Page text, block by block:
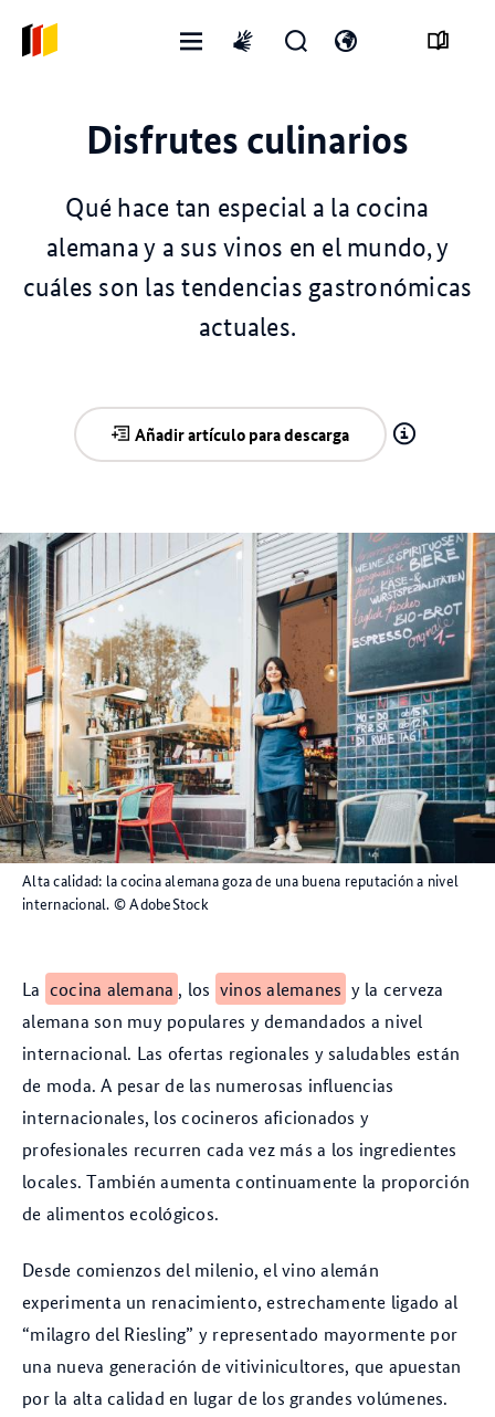
búsqueda
de
idioma
Disfrutes culinarios
Qué hace tan especial a la cocina
alemana y a sus vinos en el mundo, y
cuáles son las tendencias gastronómicas
actuales.
Añadir artículo para descarga
Alta calidad: la cocina alemana goza de una buena reputación a nivel
internacional. © AdobeStock
La cocina alemana , los vinos alemanes y la cerveza
alemana son muy populares y demandados a nivel
internacional. Las ofertas regionales y saludables están
de moda. A pesar de las numerosas influencias
internacionales, los cocineros aficionados y
profesionales recurren cada vez más a los ingredientes
locales. También aumenta continuamente la proporción
de alimentos ecológicos.
Desde comienzos del milenio, el vino alemán
experimenta un renacimiento, estrechamente ligado al
“milagro del Riesling” y representado mayormente por
una nueva generación de vitivinicultores, que apuestan
por la alta calidad en lugar de los grandes volúmenes.